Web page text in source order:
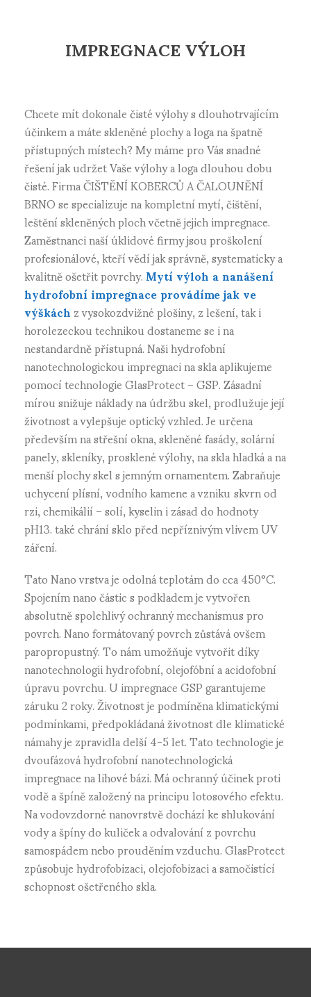
IMPREGNACE VÝLOH
Chcete mít dokonale čisté výlohy s dlouhotrvajícím
účinkem a máte skleněné plochy a loga na špatně
přístupných místech? My máme pro Vás snadné
řešení jak udržet Vaše výlohy a loga dlouhou dobu
čisté. Firma ČIŠTĚNÍ KOBERCŮ A ČALOUNĚNÍ
BRNO se specializuje na kompletní mytí, čištění,
leštění skleněných ploch včetně jejich impregnace.
Zaměstnanci naší úklidové firmy jsou proškolení
profesionálové, kteří vědí jak správně, systematicky a
kvalitně ošetřit povrchy.Mytí výloh a nanášení
hydrofobní impregnace provádíme jak ve
výškáchz vysokozdvižné plošiny, z lešení, tak i
horolezeckou technikou dostaneme se i na
nestandardně přístupná. Naši hydrofobní
nanotechnologickou impregnaci na skla aplikujeme
pomocí technologie GlasProtect – GSP. Zásadní
mírou snižuje náklady na údržbu skel, prodlužuje její
životnost a vylepšuje optický vzhled. Je určena
především na střešní okna, skleněné fasády, solární
panely, skleníky, prosklené výlohy, na skla hladká a na
menší plochy skel s jemným ornamentem. Zabraňuje
uchycení plísní,vodního kamene a vznikuskvrn od
rzi, chemikálií – solí, kyselin i zásad do hodnoty
pH13. také chrání sklo před nepříznivým vlivem UV
záření.
Tato Nano vrstva je odolná teplotám do cca 450°C.
Spojením nano částic s podkladem je vytvořen
absolutně spolehlivý ochranný mechanismus pro
povrch. Nano formátovaný povrch zůstává ovšem
paropropustný. To nám umožňuje vytvořit díky
nanotechnologii hydrofobní, olejofóbní a acidofobní
úpravu povrchu. U impregnace GSP garantujeme
záruku 2 roky. Životnost je podmíněna klimatickými
podmínkami, předpokládaná životnost dle klimatické
námahy je zpravidla delší 4-5 let. Tato technologie je
dvoufázová hydrofobní nanotechnologická
impregnace na lihové bázi. Má ochranný účinek proti
vodě a špíně založený na principu lotosového efektu.
Na vodovzdorné nanovrstvě dochází ke shlukování
vody a špíny do kuliček a odvalování z povrchu
samospádem nebo prouděním vzduchu. GlasProtect
způsobuje hydrofobizaci, olejofobizaci a samočistící
schopnost ošetřeného skla.